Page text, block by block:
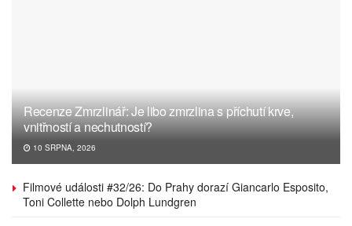
Recenze Zmrzlinář: Je libo zmrzlina s příchutí krve,
vnitřností a nechutností?
10 SRPNA, 2026
Filmové události #32/26: Do Prahy dorazí Giancarlo Esposito,
Toni Collette nebo Dolph Lundgren